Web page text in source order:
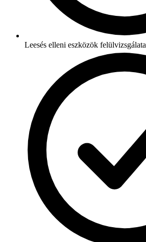
Leesés elleni eszközök felülvizsgálata